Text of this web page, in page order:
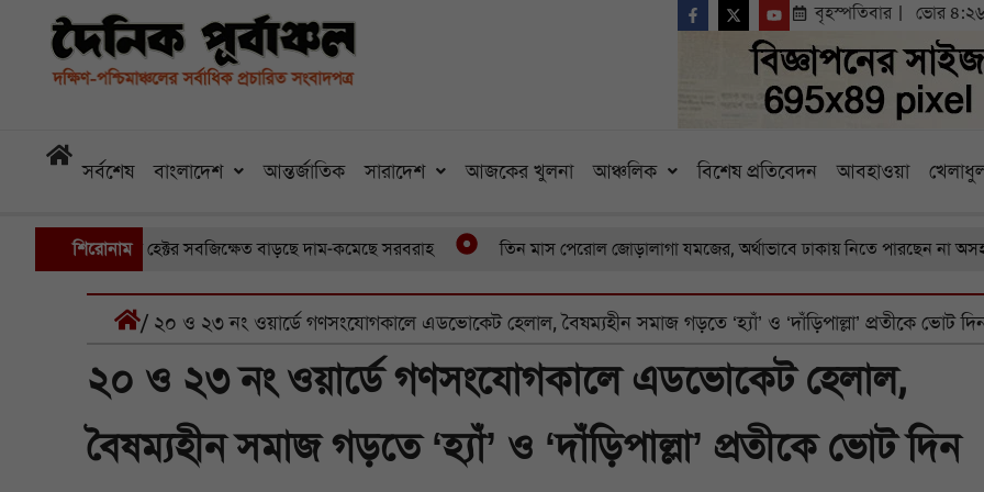
বৃহস্পতিবার ভোর ৪:২৬
সর্বশেষ বাংলাদেশ আন্তর্জাতিক সারাদেশ আজকের খুলনা আঞ্চলিক বিশেষ প্রতিবেদন আবহাওয়া
শিরোনাম
আড়াইশ হেক্টর সবজিক্ষেত বাড়ছে দাম-কমেছে সরবরাহ তিন মাস পেরোল জোড়ালাগা যমজের, অর্থাভাবে ঢাকায় নিতে পারছেন না অসহায় বাবা
/ ২০ ও ২৩ নং ওয়ার্ডে গণসংযোগকালে এডভোকেট হেলাল, বৈষম্যহীন সমাজ গড়তে ‘হ্যাঁ’ ও ‘দাঁড়িপাল্লা’ প্রতীকে ভোট
২০ ও ২৩ নং ওয়ার্ডে গণসংযোগকালে এডভোকেট হেলাল,
বৈষম্যহীন সমাজ গড়তে ‘হ্যাঁ’ ও ‘দাঁড়িপাল্লা’ প্রতীকে ভোট দিন